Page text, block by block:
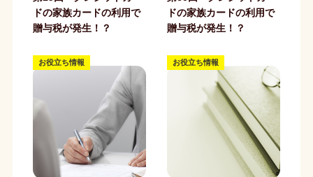
ドの家族カードの利用で
贈与税が発生！？
ドの家族カードの利用で
贈与税が発生！？
お役立ち情報 お役立ち情報